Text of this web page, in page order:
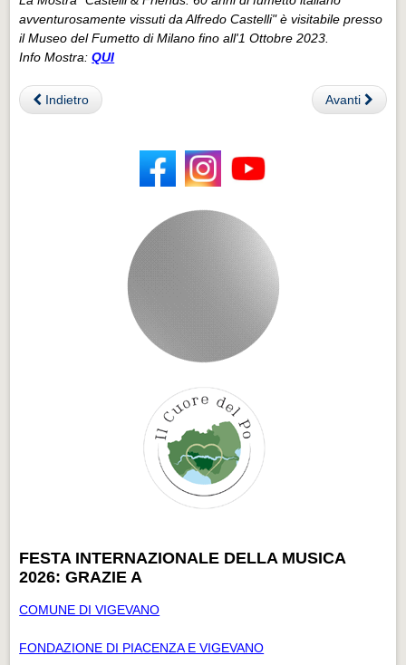
avventurosamente vissuti da Alfredo Castelli" è visitabile presso
il Museo del Fumetto di Milano fino all'1 Ottobre 2023.
Info Mostra:QUI
Indietro Avanti
FESTA INTERNAZIONALE DELLA MUSICA
2026: GRAZIE A
COMUNE DI VIGEVANO
FONDAZIONE DI PIACENZA E VIGEVANO